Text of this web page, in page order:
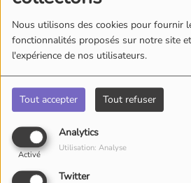
Nous utilisons des cookies pour fournir
fonctionnalités proposés sur notre site
l'expérience de nos utilisateurs.
Tout accepter Tout refuser
Analytics
Activé
Utilisation: Analyse
Twitter